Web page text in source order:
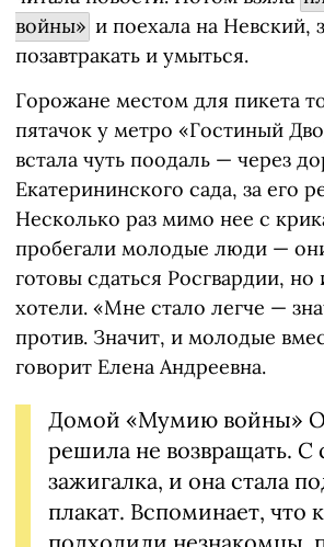
войны» и поехала на Невский,
позавтракать и умыться.
Горожане местом для пикета
пятачок у метро «Гостиный
встала чуть поодаль — через
Екатерининского сада, за его
Несколько раз мимо нее с
пробегали молодые люди —
готовы сдаться Росгвардии, но
хотели. «Мне стало легче —
против. Значит, и молодые
говорит Елена Андреевна.
Домой «Мумию войны»
решила не возвращать. С
зажигалка, и она стала
плакат. Вспоминает, что